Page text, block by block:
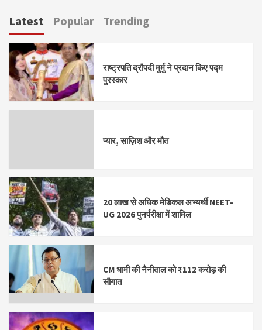
Latest Popular Trending
राष्ट्रपति द्रौपदी मुर्मु ने प्रदान किए पद्म
पुरस्कार
प्यार, साज़िश और मौत
20 लाख से अधिक मेडिकल अभ्यर्थी NEET-
UG 2026 पुनर्परीक्षा में शामिल
CM धामी की नैनीताल को ₹112 करोड़ की
सौगात